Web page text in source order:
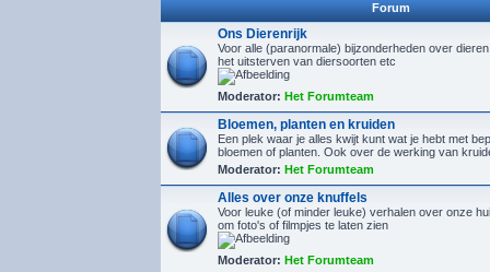
Forum
Ons Dierenrijk
Voor alle (paranormale) bijzonderheden over
het uitsterven van diersoorten etc
Moderator: Het Forumteam
Bloemen, planten en kruiden
Een plek waar je alles kwijt kunt wat je hebt met
bloemen of planten. Ook over de werking van
Moderator: Het Forumteam
Alles over onze knuffels
Voor leuke (of minder leuke) verhalen over onze
om foto's of filmpjes te laten zien
Moderator: Het Forumteam